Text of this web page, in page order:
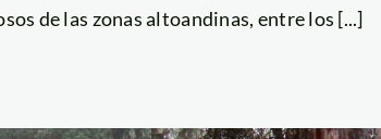
de las zonas altoandinas, entre los [...]